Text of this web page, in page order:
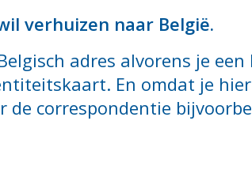
verhuizen naar België.
adres alvorens je
En omdat je
correspondentie